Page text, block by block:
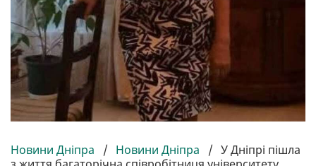
Новини Дніпра / Новини Дніпра / У Дніпрі пішла